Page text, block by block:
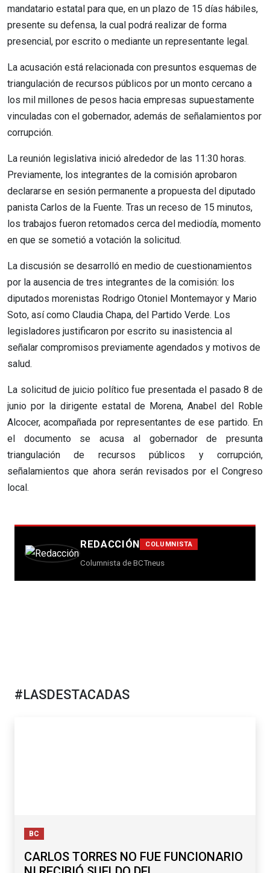
mandatario estatal para que, en un plazo de 15 días hábiles,
presente su defensa, la cual podrá realizar de forma
presencial, por escrito o mediante un representante legal.
La acusación está relacionada con presuntos esquemas de
triangulación de recursos públicos por un monto cercano a
los mil millones de pesos hacia empresas supuestamente
vinculadas con el gobernador, además de señalamientos por
corrupción.
La reunión legislativa inició alrededor de las 11:30 horas.
Previamente, los integrantes de la comisión aprobaron
declararse en sesión permanente a propuesta del diputado
panista Carlos de la Fuente. Tras un receso de 15 minutos,
los trabajos fueron retomados cerca del mediodía, momento
en que se sometió a votación la solicitud.
La discusión se desarrolló en medio de cuestionamientos
por la ausencia de tres integrantes de la comisión: los
diputados morenistas Rodrigo Otoniel Montemayor y Mario
Soto, así como Claudia Chapa, del Partido Verde. Los
legisladores justificaron por escrito su inasistencia al
señalar compromisos previamente agendados y motivos de
salud.
La solicitud de juicio político fue presentada el pasado 8 de
junio por la dirigente estatal de Morena, Anabel del Roble
Alcocer, acompañada por representantes de ese partido. En
el documento se acusa al gobernador de presunta
triangulación de recursos públicos y corrupción,
señalamientos que ahora serán revisados por el Congreso
local.
REDACCIÓN COLUMNISTA
Columnista de BCTneus
#LASDESTACADAS
BC
CARLOS TORRES NO FUE FUNCIONARIO